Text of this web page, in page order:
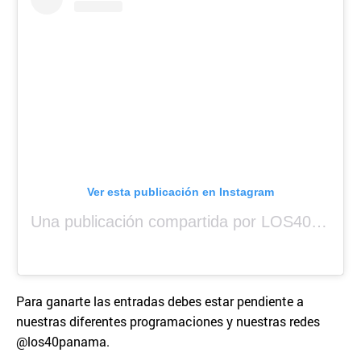
Ver esta publicación en Instagram
Una publicación compartida por LOS40 Panamá (@los40panama)
Para ganarte las entradas debes estar pendiente a
nuestras diferentes programaciones y nuestras redes
@los40panama.